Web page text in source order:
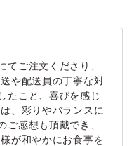
てご注文くださり、
や配送員の丁寧な対
たこと、喜びを感じ
、彩りやバランスに
ご感想も頂戴でき、
が和やかにお食事を